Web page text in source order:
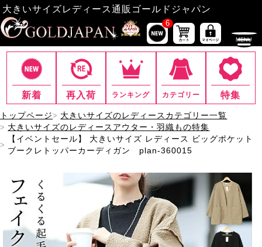
大きいサイズレディース通販ゴールドジャパン
6
新着 再入荷 ランキング カテゴリー 特集
トップページ
大きいサイズのレディースカテゴリー一覧
大きいサイズのレディースアウター・羽織もの特集
【イベントセール】 大きいサイズ レディース ビッグポケット
ブークレトッパーカーディガン plan-360015